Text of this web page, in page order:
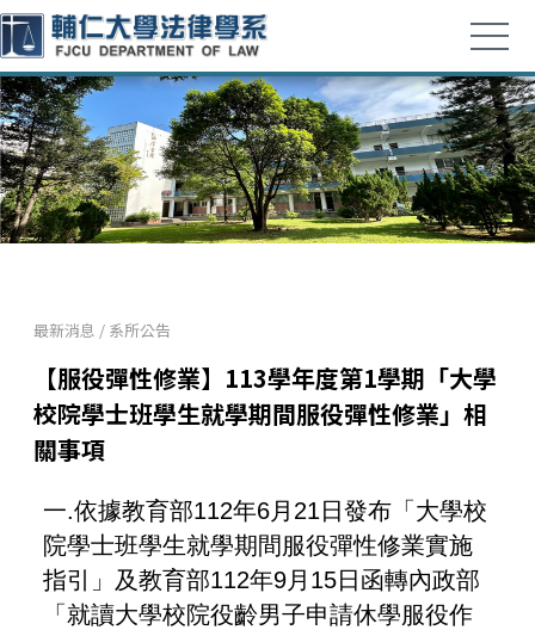
最新消息 / 系所公告
【服役彈性修業】113學年度第1學期「大學
校院學士班學生就學期間服役彈性修業」相
關事項
一.依據教育部112年6月21日發布「大學校
院學士班學生就學期間服役彈性修業實施
指引」及教育部112年9月15日函轉內政部
「就讀大學校院役齡男子申請休學服役作